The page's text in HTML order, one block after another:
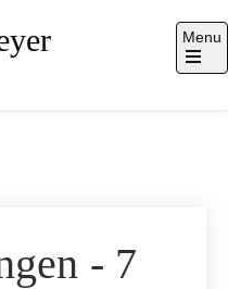
Menu
Open
- 7